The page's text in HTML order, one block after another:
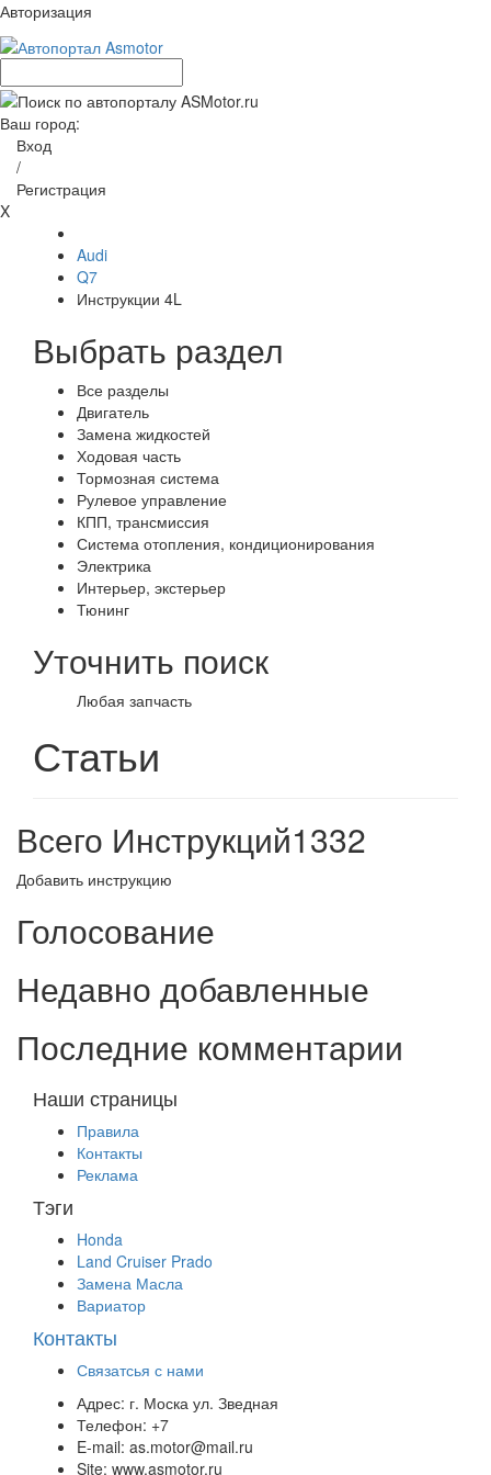
Авторизация
Ваш город:
Вход
/
Регистрация
X
Audi
Q7
Инструкции 4L
Выбрать раздел
Все разделы
Двигатель
Замена жидкостей
Ходовая часть
Тормозная система
Рулевое управление
КПП, трансмиссия
Система отопления, кондиционирования
Электрика
Интерьер, экстерьер
Тюнинг
Уточнить поиск
Любая запчасть
Статьи
Всего Инструкций1332
Добавить инструкцию
Голосование
Недавно добавленные
Последние комментарии
Наши страницы
Правила
Контакты
Реклама
Тэги
Honda
Land Cruiser Prado
Замена Масла
Вариатор
Контакты
Связатсья с нами
Адрес: г. Моска ул. Зведная
Телефон: +7
E-mail: as.motor@mail.ru
Site: www.asmotor.ru